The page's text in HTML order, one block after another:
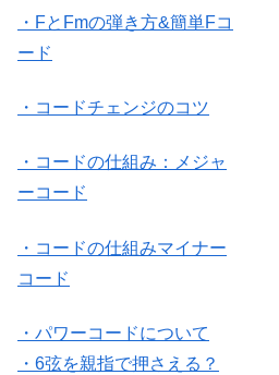
・FとFmの弾き方&簡単Fコ
ード
・コードチェンジのコツ
・コードの仕組み：メジャ
ーコード
・コードの仕組みマイナー
コード
・パワーコードについて
・6弦を親指で押さえる？